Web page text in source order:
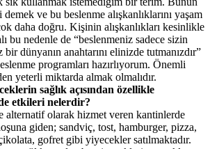
ve bu beslenme alışkanlıklarını yaşam
daha doğru. Kişinin alışkanlıkları kesinlikle
bu nedenle de “beslenmeniz sadece sizin
bir dünyanın anahtarını elinizde tutmanızdır”
programları hazırlıyorum. Önemli
yeterli miktarda almak olmalıdır.
sağlık açısından özellikle
etkileri nelerdir?
alternatif olarak hizmet veren kantinlerde
giden; sandviç, tost, hamburger, pizza,
gofret gibi yiyecekler satılmaktadır.